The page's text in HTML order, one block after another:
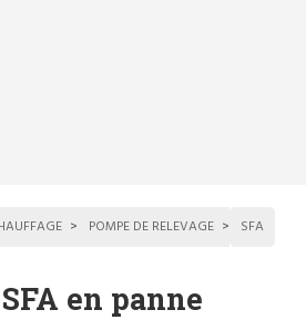
POMPE DE RELEVAGE SFA
en panne